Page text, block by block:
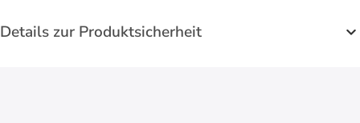
Details zur Produktsicherheit